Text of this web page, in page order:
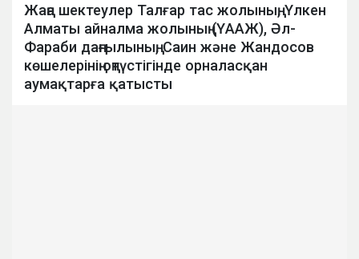
Жаңа шектеулер Талғар тас жолының, Үлкен
Алматы айналма жолының (ҮААЖ), Әл-
Фараби даңғылының, Саин және Жандосов
көшелерінің оңтүстігінде орналасқан
аумақтарға қатысты